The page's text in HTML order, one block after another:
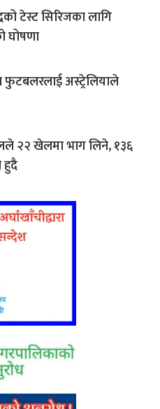
टेस्ट सिरिजका लागि
घोषणा
फुटबलरलाई अस्ट्रेलियाले
२२ खेलमा भाग लिने, १३६
हुदै